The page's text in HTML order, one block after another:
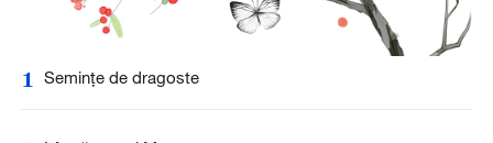
1 Seminţe de dragoste